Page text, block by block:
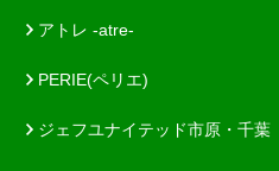
アトレ -atre-
PERIE(ペリエ)
ジェフユナイテッド市原・千葉